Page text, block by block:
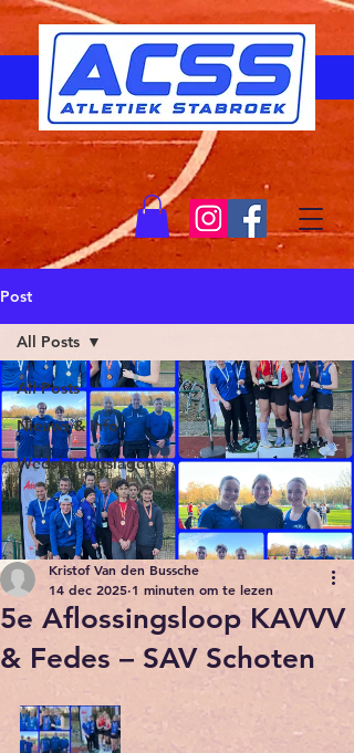
Post
All Posts
Nieuws & Info
Wedstrijduitslagen
All Posts
5e Aflossingsloop KAVVV
& Fedes – SAV Schoten
Kristof Van den Bussche
14 dec 2025 1 minuten om te lezen